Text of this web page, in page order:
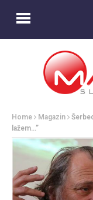
Home Magazin
lažem…”